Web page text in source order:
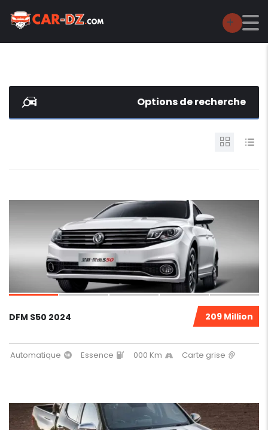
Options de recherche
209 Million
DFM S50 2024
Automatique Essence 000 Km Carte grise
2 1